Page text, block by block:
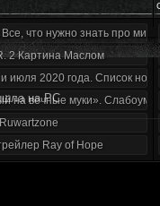
что нужно знать про
2 Картина Маслом
июля 2020 года. Список
на вечные муки».
Ray of Hope
на PC